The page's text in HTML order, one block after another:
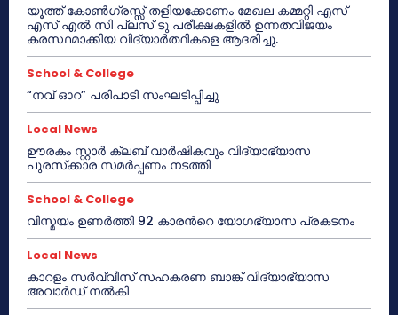
യൂത്ത് കോൺഗ്രസ്സ് തളിയക്കോണം മേഖല കമ്മറ്റി എസ്
എസ് എൽ സി പ്ലസ് ടു പരീക്ഷകളിൽ ഉന്നതവിജയം
കരസ്ഥമാക്കിയ വിദ്യാർത്ഥികളെ ആദരിച്ചു.
School & College
“നവ് ഓറ” പരിപാടി സംഘടിപ്പിച്ചു
Local News
ഊരകം സ്റ്റാർ ക്ലബ് വാർഷികവും വിദ്യാഭ്യാസ
പുരസ്‌ക്കാര സമർപ്പണം നടത്തി
School & College
വിസ്മയം ഉണർത്തി 92 കാരൻറെ യോഗഭ്യാസ പ്രകടനം
Local News
കാറളം സർവ്വീസ് സഹകരണ ബാങ്ക് വിദ്യാഭ്യാസ
അവാർഡ് നൽകി